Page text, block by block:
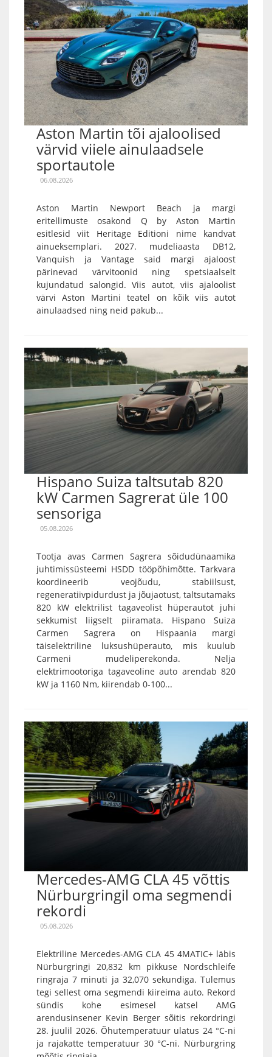
Aston Martin tõi ajaloolised
värvid viiele ainulaadsele
sportautole
06.08.2026
Aston Martin Newport Beach ja margi
eritellimuste osakond Q by Aston Martin
esitlesid viit Heritage Editioni nime kandvat
ainueksemplari. 2027. mudeliaasta DB12,
Vanquish ja Vantage said margi ajaloost
pärinevad värvitoonid ning spetsiaalselt
kujundatud salongid. Viis autot, viis ajaloolist
värvi Aston Martini teatel on kõik viis autot
ainulaadsed ning neid pakub...
Hispano Suiza taltsutab 820
kW Carmen Sagrerat üle 100
sensoriga
05.08.2026
Tootja avas Carmen Sagrera sõidudünaamika
juhtimissüsteemi HSDD tööpõhimõtte. Tarkvara
koordineerib veojõudu, stabiilsust,
regeneratiivpidurdust ja jõujaotust, taltsutamaks
820 kW elektrilist tagaveolist hüperautot juhi
sekkumist liigselt piiramata. Hispano Suiza
Carmen Sagrera on Hispaania margi
täiselektriline luksushüperauto, mis kuulub
Carmeni mudeliperekonda. Nelja
elektrimootoriga tagaveoline auto arendab 820
kW ja 1160 Nm, kiirendab 0-100...
Mercedes-AMG CLA 45 võttis
Nürburgringil oma segmendi
rekordi
05.08.2026
Elektriline Mercedes-AMG CLA 45 4MATIC+ läbis
Nürburgringi 20,832 km pikkuse Nordschleife
ringraja 7 minuti ja 32,070 sekundiga. Tulemus
tegi sellest oma segmendi kiireima auto. Rekord
sündis kohe esimesel katsel AMG
arendusinsener Kevin Berger sõitis rekordringi
28. juulil 2026. Õhutemperatuur ulatus 24 °C-ni
ja rajakatte temperatuur 30 °C-ni. Nürburgring